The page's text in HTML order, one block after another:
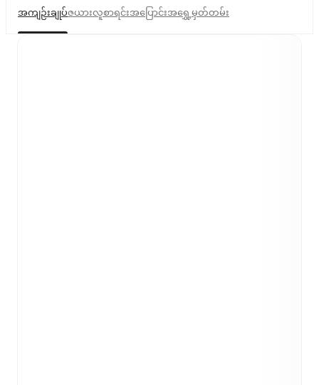
အကျဉ်းချုပ်ဇယားလူစာရင်းအပြောင်းအရွှေ့ မှတ်တမ်း